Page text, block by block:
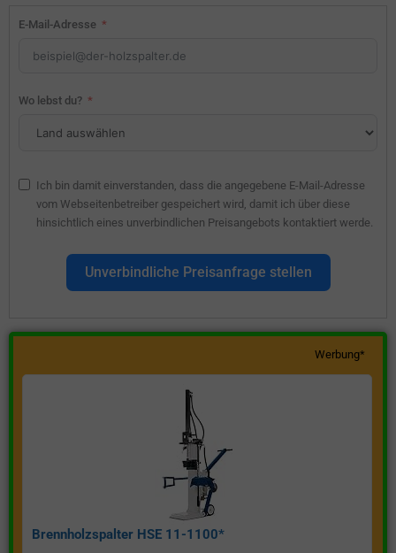
E-Mail-Adresse
Wo lebst du?
Ich bin damit einverstanden, dass die angegebene E-Mail-Adresse
vom Webseitenbetreiber gespeichert wird, damit ich über diese
hinsichtlich eines unverbindlichen Preisangebots kontaktiert werde.
Unverbindliche Preisanfrage stellen
Werbung*
Brennholzspalter HSE 11-1100*